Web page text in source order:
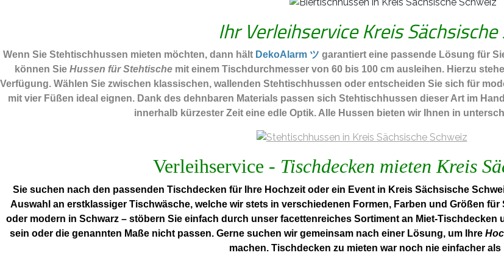
Ihr Verleihservice Kreis
Wenn Sie Stehtischhussen mieten möchten, dann hält DekoAlarm ツ garantiert eine passende Lösung für
können Sie Hussen für Stehtischemit einem Tischdurchmesser von 60 bis 100 cm ausleihen. Hierzu
Verfügung. Wählen Sie zwischen klassischen, wallenden Stehtischhussen oder entscheiden Sie sich für
mit vier Füßen ideal eignen. Dank des dehnbaren Materials passen sich Stehtischhussen dieser Art im
innerhalb kürzester Zeit eine edle Optik. Alle Hussen bieten wir Ihnen in
Verleihservice - Tischdecken mieten Kreis
Sie suchen nach den passenden Tischdecken für Ihre Hochzeit oder ein Event in Kreis Sächsische
Auswahl an erstklassiger Tischwäsche, welche wir stets in verschiedenen Formen, Farben und Größen
oder modern in Schwarz – stöbern Sie einfach durch unser facettenreiches Sortiment an Miet-
sein oder die genannten Maße nicht passen. Gerne suchen wir gemeinsam nach einer Lösung, um Ihre
machen. Tischdecken zu mieten war noch nie einfacher als